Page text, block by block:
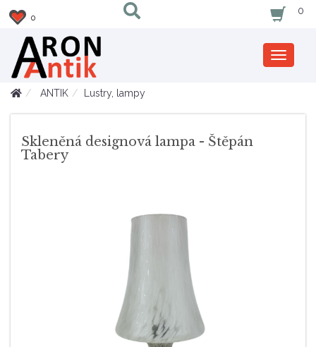
0
0
Zobrazit
nabidku
ANTIK
Lustry, lampy
Skleněná designová lampa - Štěpán
Tabery